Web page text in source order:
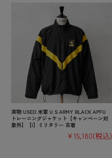
実物 USED 米軍 U.S.ARMY BLACK APFU
トレーニングジャケット【キャンペーン対
象外】【I】ミリタリー 古着
¥15,180(税込)